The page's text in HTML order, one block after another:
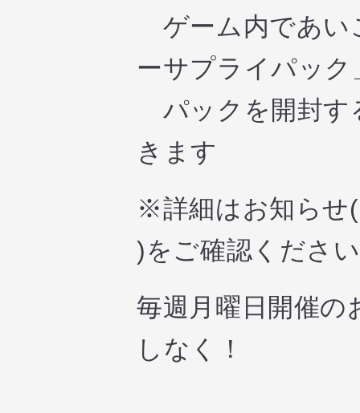
ゲーム内であい
ーサプライパッ
パックを開封す
きます
※詳細はお知ら
)をご確認くださ
毎週月曜日開催
しなく！